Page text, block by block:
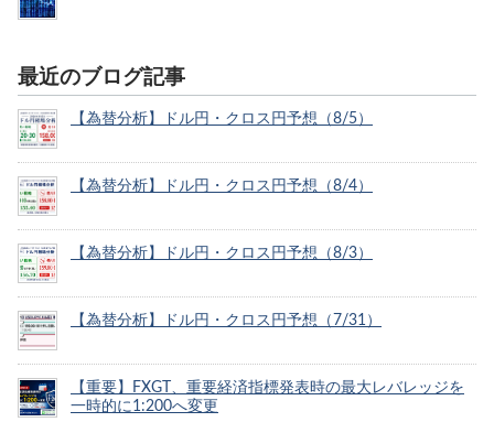
最近のブログ記事
【為替分析】ドル円・クロス円予想（8/5）
【為替分析】ドル円・クロス円予想（8/4）
【為替分析】ドル円・クロス円予想（8/3）
【為替分析】ドル円・クロス円予想（7/31）
【重要】FXGT、重要経済指標発表時の最大レバレッジを
一時的に1:200へ変更